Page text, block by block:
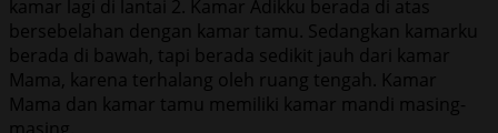
kamar lagi di lantai 2. Kamar Adikku berada di atas
bersebelahan dengan kamar tamu. Sedangkan kamarku
berada di bawah, tapi berada sedikit jauh dari kamar
Mama, karena terhalang oleh ruang tengah. Kamar
Mama dan kamar tamu memiliki kamar mandi masing-